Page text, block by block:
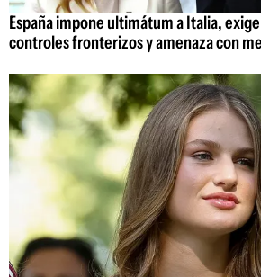
España impone ultimátum a Italia,
controles fronterizos y amenaza con